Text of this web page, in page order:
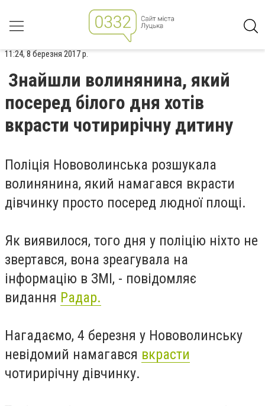
11:24, 8 березня 2017 р.
Знайшли волинянина, який
посеред білого дня хотів
вкрасти чотирирічну дитину
Поліція Нововолинська розшукала
волинянина, який намагався вкрасти
дівчинку просто посеред людної площі.
Як виявилося, того дня у поліцію ніхто не
звертався, вона зреагувала на
інформацію в ЗМІ, - повідомляє
видання Радар.
Нагадаємо, 4 березня у Нововолинську
невідомий намагався вкрасти
чотирирічну дівчинку.